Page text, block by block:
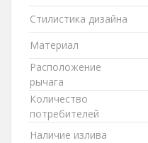
Стилистика дизайна
Материал
Расположение
рычага
Количество
потребителей
Наличие излива